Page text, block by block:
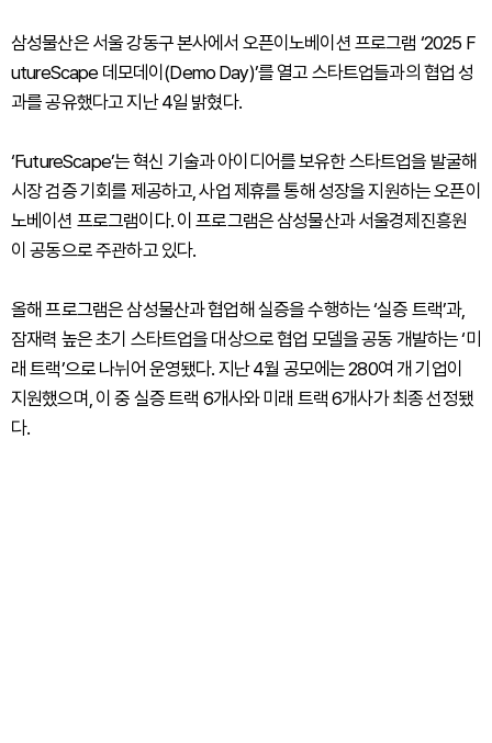
삼성물산은 서울 강동구 본사에서 오픈이노베이션 프로그램 ‘2025 F
utureScape 데모데이(Demo Day)’를 열고 스타트업들과의 협업 성
과를 공유했다고 지난 4일 밝혔다.
‘FutureScape’는 혁신 기술과 아이디어를 보유한 스타트업을 발굴해
시장 검증 기회를 제공하고, 사업 제휴를 통해 성장을 지원하는 오픈이
노베이션 프로그램이다. 이 프로그램은 삼성물산과 서울경제진흥원
이 공동으로 주관하고 있다.
올해 프로그램은 삼성물산과 협업해 실증을 수행하는 ‘실증 트랙’과,
잠재력 높은 초기 스타트업을 대상으로 협업 모델을 공동 개발하는 ‘미
래 트랙’으로 나뉘어 운영됐다. 지난 4월 공모에는 280여 개 기업이
지원했으며, 이 중 실증 트랙 6개사와 미래 트랙 6개사가 최종 선정됐
다.